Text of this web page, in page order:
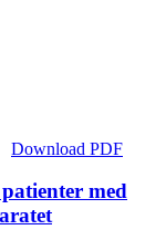
Download PDF
med